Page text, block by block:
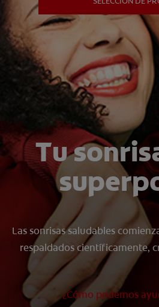
Tu
Las sonrisas saludables
respaldados científicamente,
¿Cómo podemos